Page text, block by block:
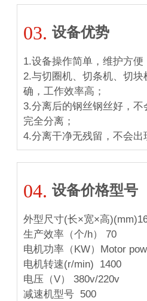
03. 设备优势
1.设备操作简单，维护方便
2.与切圈机、切条机、切块
确，工作效率高；
3.分离后的钢丝钢丝好，
完全分离；
4.分离干净无残留，不会出
04. 设备价格型号
外型尺寸(长×宽×高
生产效率（个/h）
70
电机功率（KW）Motor
电机转速(r/min)
1400
电压（V）
380v/220v
减速机型号 500